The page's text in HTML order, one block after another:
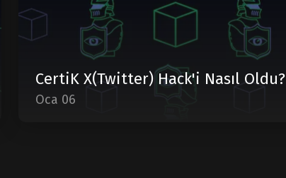
CertiK X(Twitter) Hack'i Nasıl Oldu?
Oca 06